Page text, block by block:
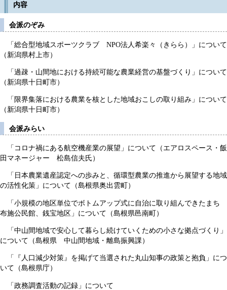
内容
会派のぞみ
「総合型地域スポーツクラブ NPO法人希楽々（きらら）」について
（新潟県村上市）
「過疎・山間地における持続可能な農業経営の基盤づくり」について
（新潟県十日町市）
「限界集落における農業を核とした地域おこしの取り組み」について
（新潟県十日町市）
会派みらい
「コロナ禍にある航空機産業の展望」について（エアロスペース・飯
田マネージャー 松島信夫氏）
「日本農業遺産認定への歩みと、循環型農業の推進から展望する地域
の活性化策」について（島根県奥出雲町）
「小規模の地区単位でボトムアップ式に自治に取り組んできたまち
布施公民館、銭宝地区」について（島根県邑南町）
「中山間地域で安心して暮らし続けていくための小さな拠点づくり」
について（島根県 中山間地域・離島振興課）
「『人口減少対策』を掲げて当選された丸山知事の政策と抱負」につ
いて（島根県庁）
「政務調査活動の記録」について